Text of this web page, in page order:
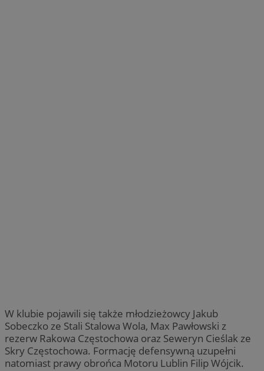
W klubie pojawili się także młodzieżowcy Jakub
Sobeczko ze Stali Stalowa Wola, Max Pawłowski z
rezerw Rakowa Częstochowa oraz Seweryn Cieślak ze
Skry Częstochowa. Formację defensywną uzupełni
natomiast prawy obrońca Motoru Lublin Filip Wójcik.